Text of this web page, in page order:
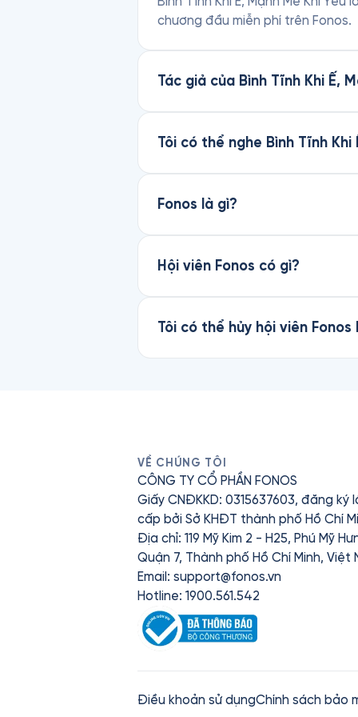
chương đầu miễn phí trên Fonos.
Tác giả của Bình Tĩnh Khi Ế,
Tôi có thể nghe Bình Tĩnh Khi
Fonos là gì?
Hội viên Fonos có gì?
Tôi có thể hủy hội viên Fonos
VỀ CHÚNG TÔI
CÔNG TY CỔ PHẦN FONOS
Giấy CNĐKKD: 0315637603, đăng
cấp bởi Sở KHĐT thành phố Hồ Chí
Địa chỉ: 119 Mỹ Kim 2 - H25, Phú Mỹ
Quận 7, Thành phố Hồ Chí Minh, Việt
Email: support@fonos.vn
Hotline: 1900.561.542
Điều khoản sử dụngChính sách bảo